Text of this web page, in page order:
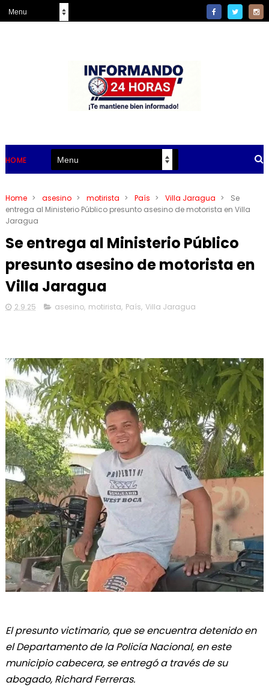
HOME
Home > asesino > motirista > País > Villa Jaragua >
Se
entrega al Ministerio Público presunto asesino de motorista en Villa
Jaragua
Se entrega al Ministerio Público
presunto asesino de motorista en
Villa Jaragua
2.9.25 asesino, motirista, País, Villa Jaragua
El presunto victimario, que se encuentra detenido en
el Departamento de la Policía Nacional, en este
municipio cabecera, se entregó a través de su
abogado, Richard Ferreras.